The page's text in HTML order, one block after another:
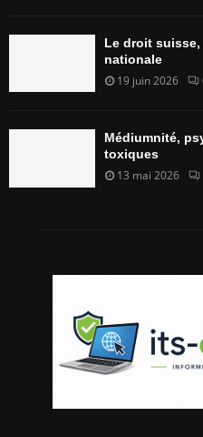
Le droit
nationale
19 juin 2026
Médiumnité,
toxiques
13 mai 2026